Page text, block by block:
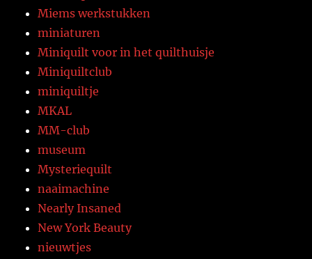
Miems werkstukken
miniaturen
Miniquilt voor in het quilthuisje
Miniquiltclub
miniquiltje
MKAL
MM-club
museum
Mysteriequilt
naaimachine
Nearly Insaned
New York Beauty
nieuwtjes